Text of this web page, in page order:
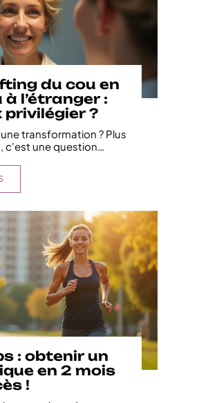
du cou en
l’étranger :
privilégier ?
transformation ? Plus
c'est une question…
: obtenir un
en 2 mois
!